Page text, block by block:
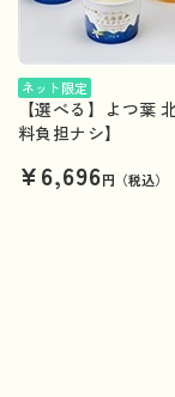
ネット限定
【選べる】よつ葉
料負担ナシ】
¥6,696円（税込）